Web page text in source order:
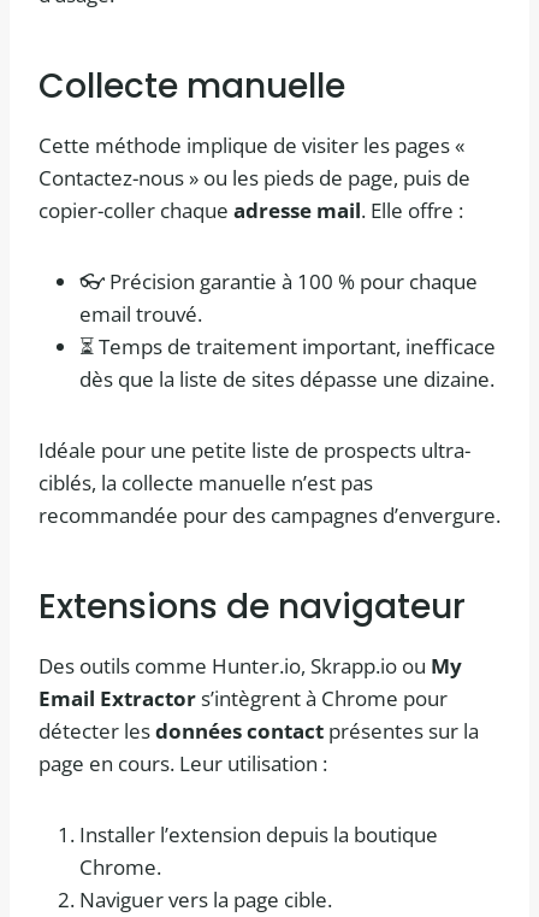
Collecte manuelle
Cette méthode implique de visiter les pages «
Contactez-nous » ou les pieds de page, puis de
copier-coller chaque adresse mail. Elle offre :
👓 Précision garantie à 100 % pour chaque
email trouvé.
⏳ Temps de traitement important, inefficace
dès que la liste de sites dépasse une dizaine.
Idéale pour une petite liste de prospects ultra-
ciblés, la collecte manuelle n’est pas
recommandée pour des campagnes d’envergure.
Extensions de navigateur
Des outils comme Hunter.io, Skrapp.io ou My
Email Extractors’intègrent à Chrome pour
détecter lesdonnées contact présentes sur la
page en cours. Leur utilisation :
Installer l’extension depuis la boutique
Chrome.
Naviguer vers la page cible.